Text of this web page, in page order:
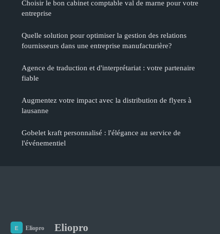
Choisir le bon cabinet comptable val de marne pour votre
entreprise
Quelle solution pour optimiser la gestion des relations
fournisseurs dans une entreprise manufacturière?
Agence de traduction et d'interprétariat : votre partenaire
fiable
Augmentez votre impact avec la distribution de flyers à
lausanne
Gobelet kraft personnalisé : l'élégance au service de
l'événementiel
Eliopro